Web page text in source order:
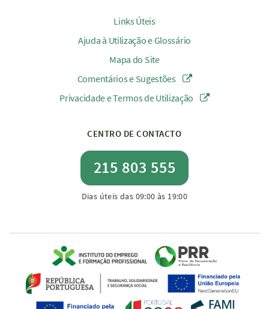
Links Úteis
Ajuda à Utilização e Glossário
Mapa do Site
Comentários e Sugestões
Privacidade e Termos de Utilização
CENTRO DE CONTACTO
215 803 555
Dias úteis das 09:00 às 19:00